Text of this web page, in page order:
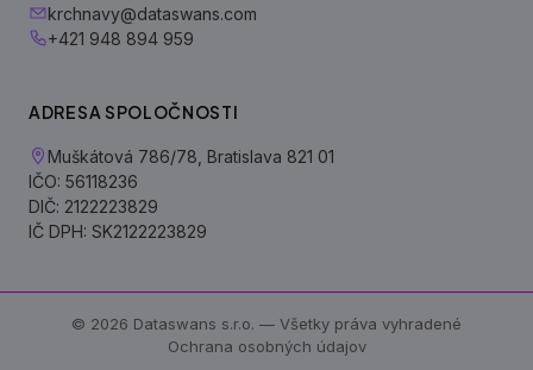
krchnavy@dataswans.com
+421 948 894 959
ADRESA SPOLOČNOSTI
Muškátová 786/78, Bratislava 821 01
IČO: 56118236
DIČ: 2122223829
IČ DPH: SK2122223829
© 2026 Dataswans s.r.o. — Všetky práva vyhradené
Ochrana osobných údajov